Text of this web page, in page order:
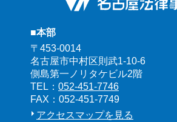
■本部
〒453-0014
名古屋市中村区則武1-10-6
側島第一ノリタケビル2階
TEL： 052-451-7746
FAX：052-451-7749
アクセスマップを見る